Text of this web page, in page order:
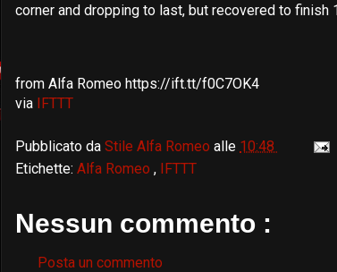
corner and dropping to last, but recovered to finish
from Alfa Romeo https://ift.tt/f0C7OK4
via IFTTT
Pubblicato da Stile Alfa Romeo alle 10:48
Etichette: Alfa Romeo , IFTTT
Nessun commento :
Posta un commento